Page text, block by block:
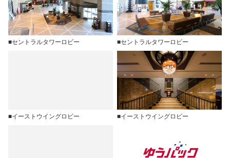
■セントラルタワーロビー ■セントラルタワーロビー
■イーストウイングロビー ■イーストウイングロビー